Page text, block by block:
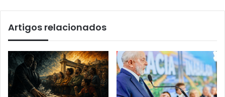
Artigos relacionados